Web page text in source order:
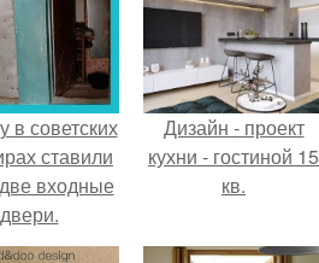
в советских
ставили
входные
двери.
Дизайн - проект
кухни - гостиной 15
кв.